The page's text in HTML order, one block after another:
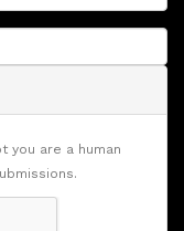
you are a human